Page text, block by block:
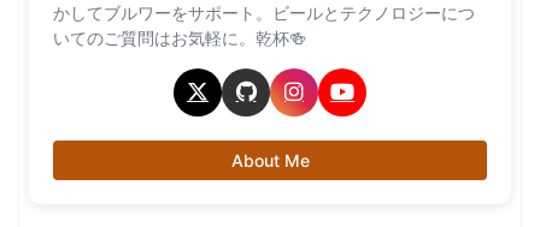
かしてブルワーをサポート。ビールとテクノロジーにつ
いてのご質問はお気軽に。乾杯🍻
About Me